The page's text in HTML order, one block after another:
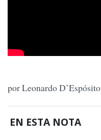
por Leonardo D’Espósito
EN ESTA NOTA